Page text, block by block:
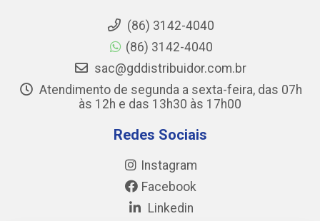
(86) 3142-4040
(86) 3142-4040
sac@gddistribuidor.com.br
Atendimento de segunda a sexta-feira, das 07h
às 12h e das 13h30 às 17h00
Redes Sociais
Instagram
Facebook
Linkedin